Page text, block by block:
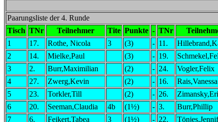
Paarungsliste der 4. Runde
Tisch TNr Teilnehmer Tite Punkte - TNr
1
17. Rothe, Nicola 3 (3) - 11.
2
14. Mielke,Paul (3) - 19.
3
2. Burr,Maximilian (2) - 24.
Vogler,Felix
4
27. Zwerg,Kevin (2) - 16.
Rais,Vanessa
5
23. Torkler,Till (2) - 26.
6
20. Seeman,Claudia 4b (1½) - 3.
Burr,Phillip
7
6. Feikert,Tabea 3 (1½) - 22.